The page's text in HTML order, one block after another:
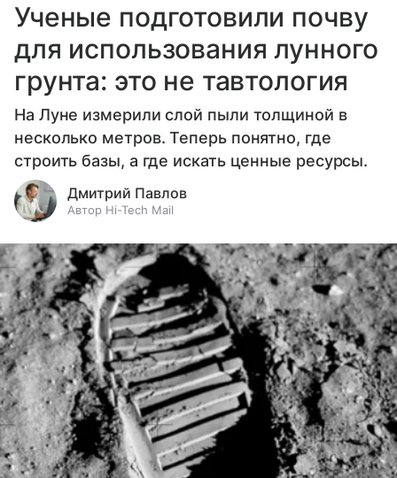
Ученые подготовили почву
для использования лунного
грунта: это не тавтология
На Луне измерили слой пыли толщиной в
несколько метров. Теперь понятно, где
строить базы, а где искать ценные ресурсы.
Дмитрий Павлов
Автор Hi-Tech Mail